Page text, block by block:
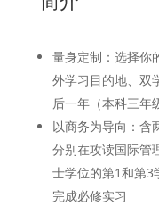
量身定制：选择你
外学习目的地、双
后一年（本科三年
以商务为导向：含
分别在攻读国际管
士学位的第1和第3
完成必修实习